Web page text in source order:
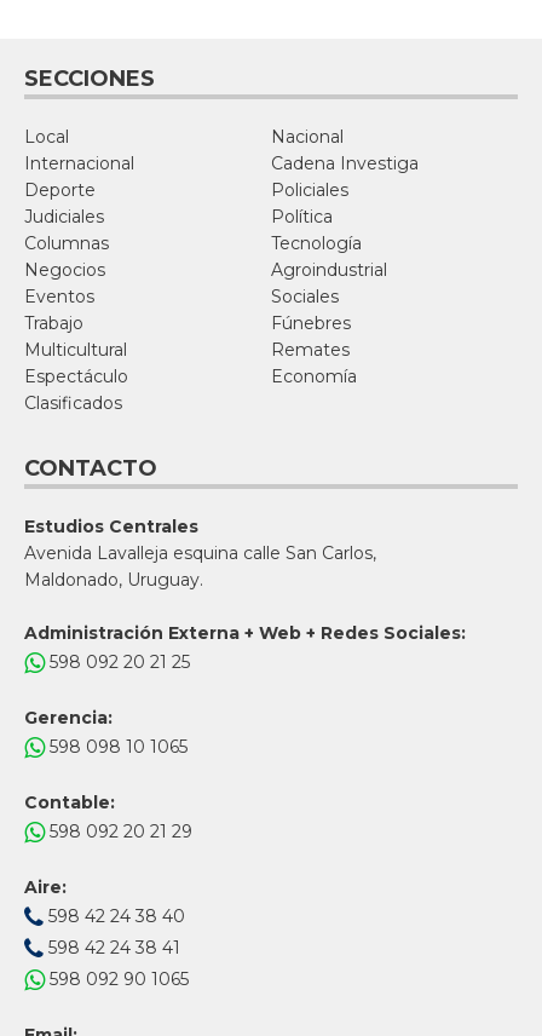
SECCIONES
Local
Nacional
Internacional
Cadena Investiga
Deporte
Policiales
Judiciales
Política
Columnas
Tecnología
Negocios
Agroindustrial
Eventos
Sociales
Trabajo
Fúnebres
Multicultural
Remates
Espectáculo
Economía
Clasificados
CONTACTO
Estudios Centrales
Avenida Lavalleja esquina calle San Carlos,
Maldonado, Uruguay.
Administración Externa + Web + Redes Sociales:
598 092 20 21 25
Gerencia:
598 098 10 1065
Contable:
598 092 20 21 29
Aire:
598 42 24 38 40
598 42 24 38 41
598 092 90 1065